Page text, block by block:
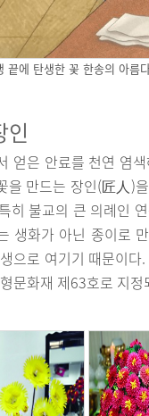
끝에 탄생한 꽃 한송의 아름
인
얻은 안료를 천연 염
만드는 장인(匠人)
히 불교의 큰 의례인
생화가 아닌 종이로
으로 여기기 때문이
문화재 제63호로 지정